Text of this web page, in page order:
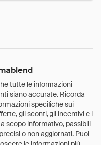
tutte le informazioni
siano accurate. Ricorda
specifiche sui
gli sconti, gli incentivi e i
scopo informativo, passibili
o non aggiornati. Puoi